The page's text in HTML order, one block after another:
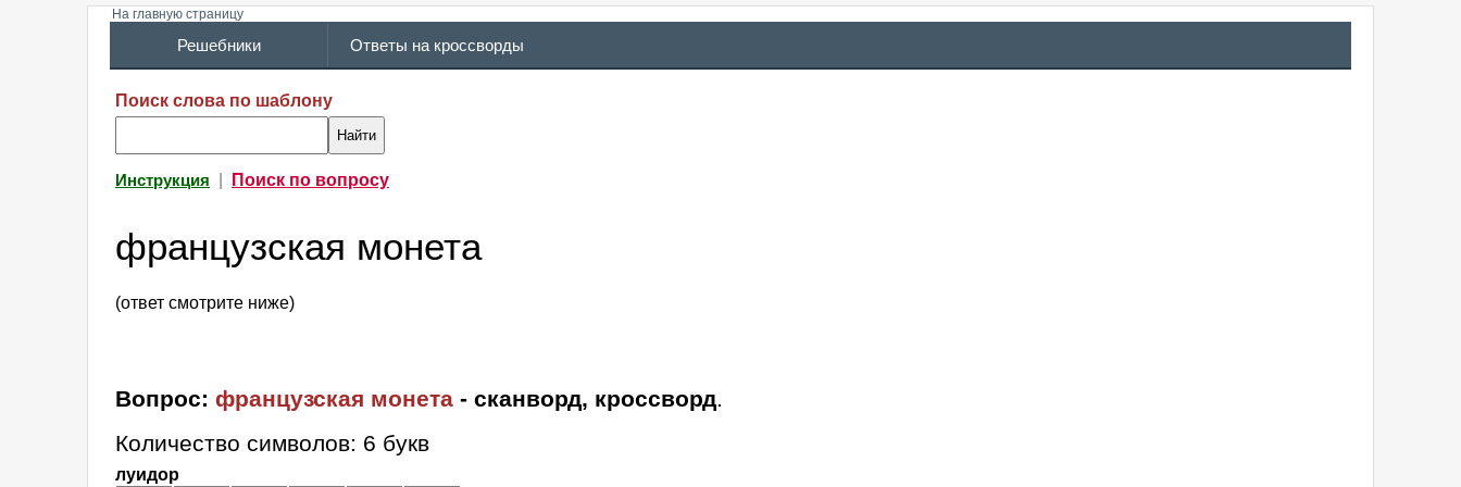
На главную страницу
Решебники Ответы на кроссворды
Поиск слова по шаблону
Инструкция Поиск по вопросу
французская монета
(ответ смотрите ниже)
Вопрос: французская монета - сканворд, кроссворд.
Количество символов: 6 букв
луидор